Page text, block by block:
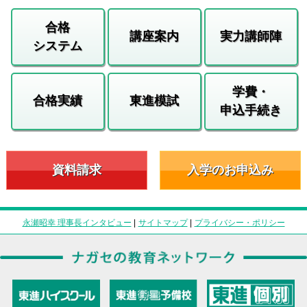
合格
システム
講座案内 実力講師陣
合格実績 東進模試
学費・
申込手続き
資料請求 入学のお申込み
永瀬昭幸 理事長インタビュー | サイトマップ| プライバシー・ポリシー